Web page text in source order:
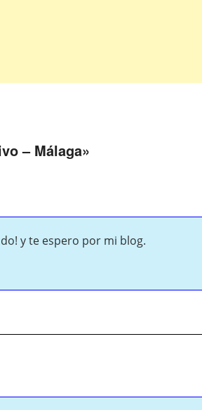
– Málaga»
y te espero por mi blog.